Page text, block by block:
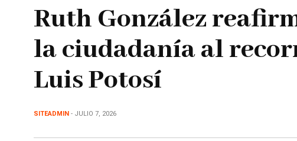
Ruth González
la ciudadanía al
Luis Potosí
SITEADMIN - JULIO 7, 2026